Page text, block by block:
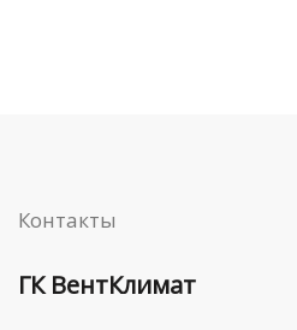
Контакты
ГК ВентКлимат